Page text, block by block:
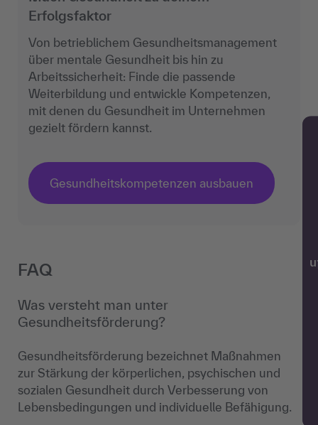
Erfolgsfaktor
Von betrieblichem Gesundheitsmanagement
über mentale Gesundheit bis hin zu
Arbeitssicherheit: Finde die passende
Weiterbildung und entwickle Kompetenzen,
mit denen du Gesundheit im Unternehmen
gezielt fördern kannst.
Gesundheitskompetenzen ausbauen
FAQ
Was versteht man unter
Gesundheitsförderung?
Gesundheitsförderung bezeichnet Maßnahmen
zur Stärkung der körperlichen, psychischen und
sozialen Gesundheit durch Verbesserung von
Lebensbedingungen und individuelle Befähigung.